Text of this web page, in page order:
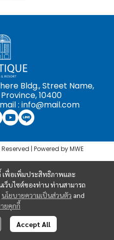
เพื่อเพิ่มประสิทธิภาพและ
ว็บไซต์ของท่าน ท่านสามารถ
นโยบายความเป็นส่วนตัว and
ยคุกกี้
Accept All
Bldg., Street Name,
10400
: info@mail.com
| Powered by MWE